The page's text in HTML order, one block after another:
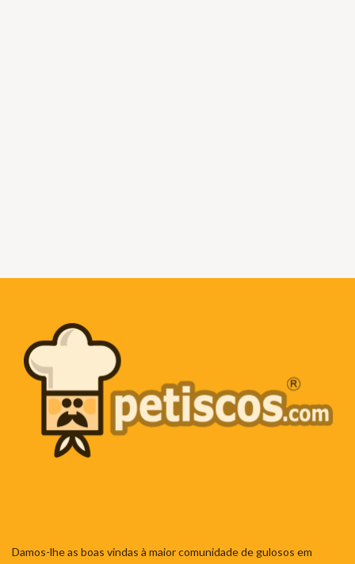
Damos-lhe as boas vindas à maior comunidade de gulosos em